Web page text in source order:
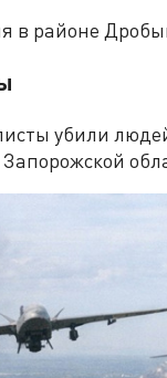
в районе
убили